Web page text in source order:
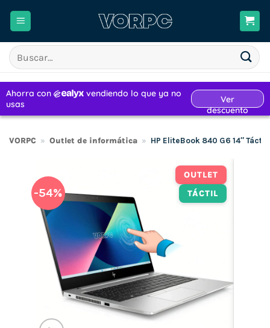
Buscar
por:
VORPC » Outlet de informática » HP EliteBook 840 G6 14″
OUTLET
TÁCTIL
-54%